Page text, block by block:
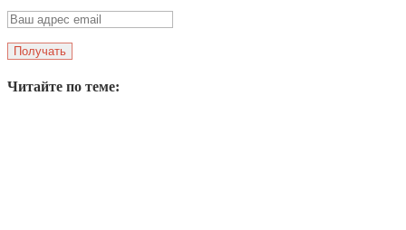
Читайте по теме: